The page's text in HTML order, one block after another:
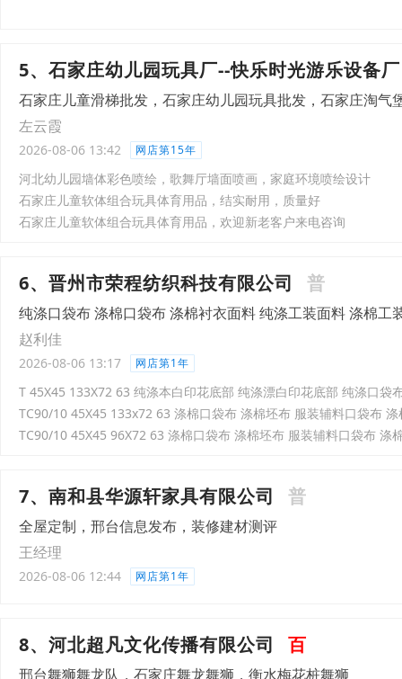
5、石家庄幼儿园玩具厂--快乐时光游乐设备厂
石家庄儿童滑梯批发，石家庄幼儿园玩具批发，石家庄淘气
左云霞
2026-08-06 13:42 网店第15年
河北幼儿园墙体彩色喷绘，歌舞厅墙面喷画，家庭环境喷绘设计
石家庄儿童软体组合玩具体育用品，结实耐用，质量好
石家庄儿童软体组合玩具体育用品，欢迎新老客户来电咨询
6、晋州市荣程纺织科技有限公司 普
纯涤口袋布 涤棉口袋布 涤棉衬衣面料 纯涤工装面料 涤棉工
赵利佳
2026-08-06 13:17 网店第1年
T 45X45 133X72 63 纯涤本白印花底部 纯涤漂白印花底部 纯涤口袋
TC90/10 45X45 133x72 63 涤棉口袋布 涤棉坯布 服装辅料口袋布 涤
TC90/10 45X45 96X72 63 涤棉口袋布 涤棉坯布 服装辅料口袋布 涤
7、南和县华源轩家具有限公司 普
全屋定制，邢台信息发布，装修建材测评
王经理
2026-08-06 12:44 网店第1年
8、河北超凡文化传播有限公司 百
邢台舞狮舞龙队，石家庄舞龙舞狮，衡水梅花桩舞狮